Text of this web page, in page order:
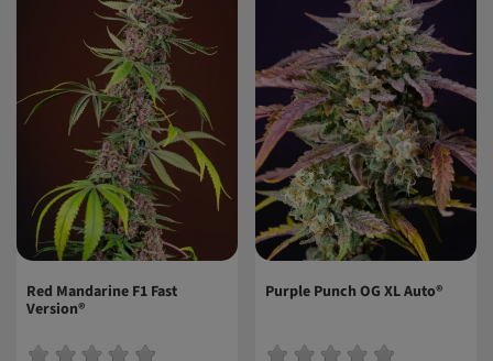
Red Mandarine F1 Fast
Version®
Purple Punch OG XL Auto®